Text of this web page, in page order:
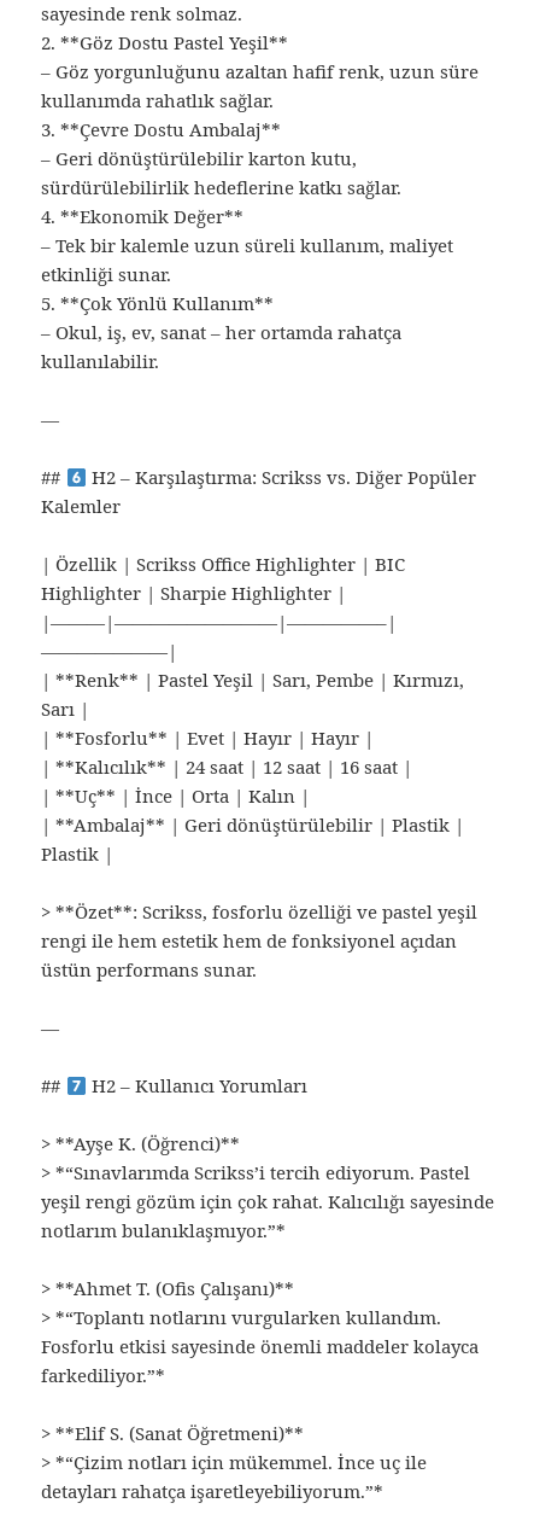
sayesinde renk solmaz.
2. **Göz Dostu Pastel Yeşil**
– Göz yorgunluğunu azaltan hafif renk, uzun süre
kullanımda rahatlık sağlar.
3. **Çevre Dostu Ambalaj**
– Geri dönüştürülebilir karton kutu,
sürdürülebilirlik hedeflerine katkı sağlar.
4. **Ekonomik Değer**
– Tek bir kalemle uzun süreli kullanım, maliyet
etkinliği sunar.
5. **Çok Yönlü Kullanım**
– Okul, iş, ev, sanat – her ortamda rahatça
kullanılabilir.
—
##
H2 – Karşılaştırma: Scrikss vs. Diğer Popüler
Kalemler
| Özellik | Scrikss Office Highlighter | BIC
Highlighter | Sharpie Highlighter |
|———|—————————|—————–|
———————|
| **Renk** | Pastel Yeşil | Sarı, Pembe | Kırmızı,
Sarı |
| **Fosforlu** | Evet | Hayır | Hayır |
| **Kalıcılık** | 24 saat | 12 saat | 16 saat |
| **Uç** | İnce | Orta | Kalın |
| **Ambalaj** | Geri dönüştürülebilir | Plastik |
Plastik |
> **Özet**: Scrikss, fosforlu özelliği ve pastel yeşil
rengi ile hem estetik hem de fonksiyonel açıdan
üstün performans sunar.
—
## H2 – Kullanıcı Yorumları
> **Ayşe K. (Öğrenci)**
> *“Sınavlarımda Scrikss’i tercih ediyorum. Pastel
yeşil rengi gözüm için çok rahat. Kalıcılığı sayesinde
notlarım bulanıklaşmıyor.”*
> **Ahmet T. (Ofis Çalışanı)**
> *“Toplantı notlarını vurgularken kullandım.
Fosforlu etkisi sayesinde önemli maddeler kolayca
farkediliyor.”*
> **Elif S. (Sanat Öğretmeni)**
> *“Çizim notları için mükemmel. İnce uç ile
detayları rahatça işaretleyebiliyorum.”*